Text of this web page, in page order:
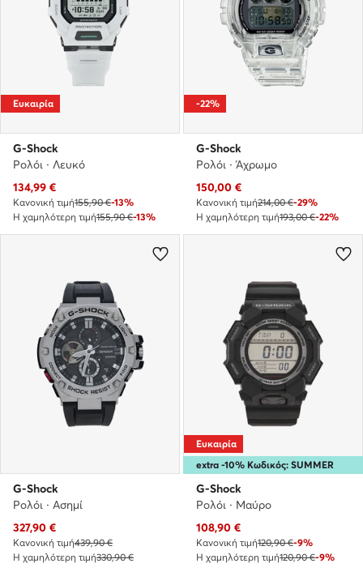
Ευκαιρία
G-Shock
Ρολόι · Λευκό
Τρέχουσα τιμή
134,99 €
Κανονική τιμή155,90 €-13%
Η χαμηλότερη τιμή155,90 €-13%
-22%
G-Shock
Ρολόι · Άχρωμο
Τρέχουσα τιμή
150,00 €
Κανονική τιμή214,00 €-29%
Η χαμηλότερη τιμή193,00 €-22%
G-Shock
Ρολόι · Ασημί
Τρέχουσα τιμή
327,90 €
Κανονική τιμή439,90 €
Η χαμηλότερη τιμή330,90 €
extra -10% Κωδικός: SUMMER
Ευκαιρία
G-Shock
Ρολόι · Μαύρο
Τρέχουσα τιμή
108,90 €
Κανονική τιμή120,90 €-9%
Η χαμηλότερη τιμή120,90 €-9%